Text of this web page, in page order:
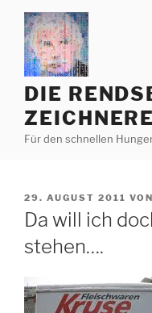
Zum
Inhalt
springen
DIE
Für den schnellen
VERÖFFENTLICHT
AM
29. AUGUST 2011 VON
Da will ich
stehen….